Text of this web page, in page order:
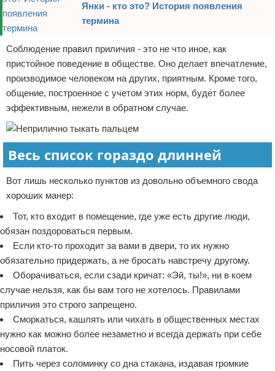
Янки - кто это? История появления
термина
Соблюдение правил приличия - это не что иное, как
пристойное поведение в обществе. Оно делает впечатление,
производимое человеком на других, приятным. Кроме того,
общение, построенное с учетом этих норм, будет более
эффективным, нежели в обратном случае.
Весь список гораздо длинней
Вот лишь несколько пунктов из довольно объемного свода
хороших манер:
Тот, кто входит в помещение, где уже есть другие люди,
обязан поздороваться первым.
Если кто-то проходит за вами в двери, то их нужно
обязательно придержать, а не бросать навстречу другому.
Оборачиваться, если сзади кричат: «Эй, ты!», ни в коем
случае нельзя, как бы вам того не хотелось. Правилами
приличия это строго запрещено.
Сморкаться, кашлять или чихать в общественных местах
нужно как можно более незаметно и всегда держать при себе
носовой платок.
Пить через соломинку со дна стакана, издавая громкие